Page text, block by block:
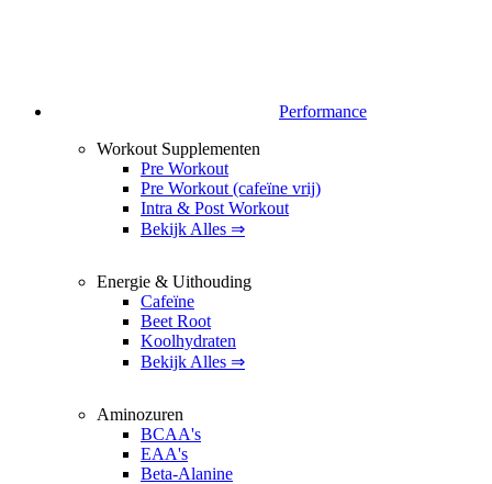
Performance
Workout Supplementen
Pre Workout
Pre Workout (cafeïne vrij)
Intra & Post Workout
Bekijk Alles ⇒
Energie & Uithouding
Cafeïne
Beet Root
Koolhydraten
Bekijk Alles ⇒
Aminozuren
BCAA's
EAA's
Beta-Alanine